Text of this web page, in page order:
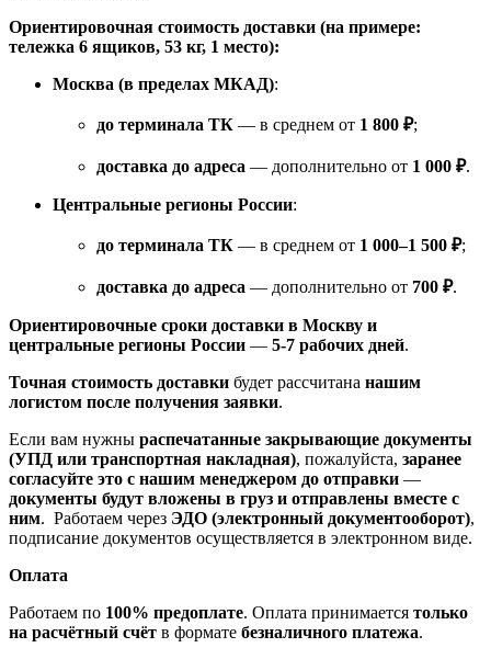
Ориентировочная стоимость доставки (на примере:
тележка 6 ящиков, 53 кг, 1 место):
Москва (в пределах МКАД):
до терминала ТК — в среднем от 1 800 ₽;
доставка до адреса — дополнительно от 1 000 ₽.
Центральные регионы России:
до терминала ТК — в среднем от 1 000–1 500 ₽;
доставка до адреса — дополнительно от 700 ₽.
Ориентировочные сроки доставки в Москву и
центральные регионы России — 5-7 рабочих дней.
Точная стоимость доставки будет рассчитана нашим
логистом после получения заявки.
Если вам нужны распечатанные закрывающие документы
(УПД или транспортная накладная), пожалуйста, заранее
согласуйте это с нашим менеджером до отправки —
документы будут вложены в груз и отправлены вместе с
ним. Работаем через ЭДО (электронный документооборот),
подписание документов осуществляется в электронном виде.
Оплата
Работаем по 100% предоплате. Оплата принимается только
на расчётный счёт в формате безналичного платежа.